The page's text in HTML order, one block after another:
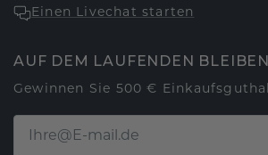
Einen Livechat starten
AUF DEM LAUFENDEN BLEIBEN
Gewinnen Sie 500 €